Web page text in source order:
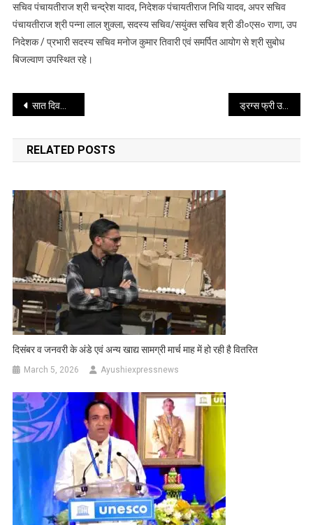
सचिव पंचायतीराज श्री चन्द्रेश यादव, निदेशक पंचायतीराज निधि यादव, अपर सचिव
पंचायतीराज श्री पन्ना लाल शुक्ला, सदस्य सचिव/सयुंक्त सचिव श्री डी०एस० राणा, उप
निदेशक / प्रभारी सदस्य सचिव मनोज कुमार तिवारी एवं समर्पित आयोग से श्री सुबोध
बिजल्वाण उपस्थित रहे।
Post
navigation
सात दिवसीय आयोजन में 20 हजार से अधिक योग साधकों के जुटने की उम्मीद ड्रग्स फ्री उत्तराखंड के लिए सभी संबंधित विभागों द्वारा निरंतर अभियान चलाए जाय- मुख्यमंत्री
RELATED POSTS
दिसंबर व जनवरी के अंडे एवं अन्य खाद्य सामग्री मार्च माह में हो रही है वितरित
March 5, 2026 Ayushiexpressnews